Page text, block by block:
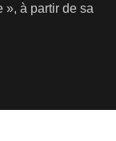
», à partir de sa